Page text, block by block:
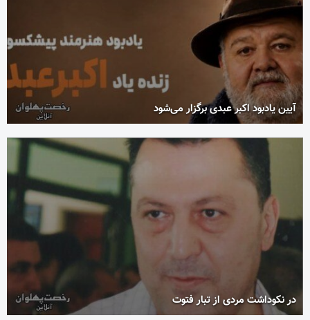
آیین یادبود اکبر عبدی برگزار می‌شود
در نکوداشت مردی از تبار فتوت